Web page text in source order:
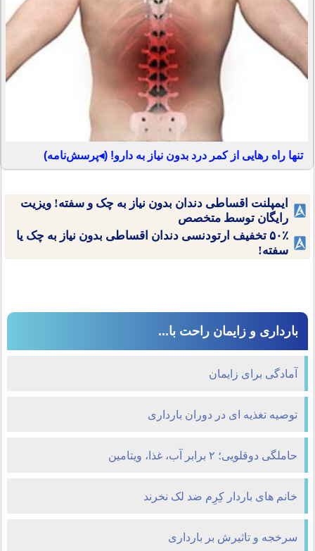
تنها راه رهایی از کمر درد بدون نیاز به دارو! (◂پرسش‌نامه)
ایمپلنت اقساطی دندان بدون نیاز به چک و سفته! ویزیت
رایگان توسط متخصص
۵۰٪ تخفیف ارتودنسی دندان اقساطی بدون نیاز به چک یا
سفته!
بارداری و زایمان راحت با...
آمادگی برای زایمان
توصیه تغذیه ای در دوران بارداری
حاملگی دوقلویی؛ ۲ برابر آب، غذا، ویتامین
خانم های باردار کِرِم ضد لک نخرند
سرخجه و تاثیرش بر بارداری